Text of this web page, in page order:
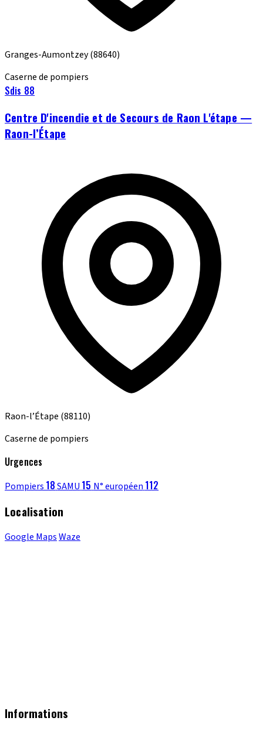
Granges-Aumontzey(88640)
Caserne de pompiers
Sdis 88
Centre D'incendie et de Secours de Raon L'étape —
Raon-l’Étape
Raon-l’Étape (88110)
Caserne de pompiers
Urgences
Pompiers 18SAMU 15 N° européen 112
Localisation
Google MapsWaze
Informations